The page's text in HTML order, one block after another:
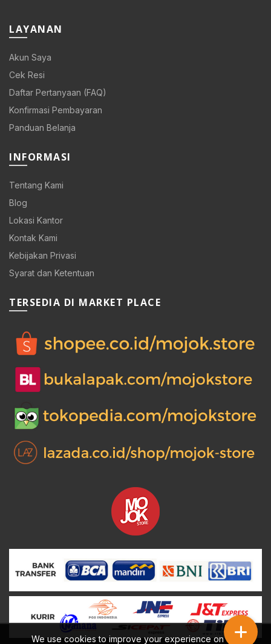
LAYANAN
Akun Saya
Cek Resi
Daftar Pertanyaan (FAQ)
Konfirmasi Pembayaran
Panduan Belanja
INFORMASI
Tentang Kami
Blog
Lokasi Kantor
Kontak Kami
Kebijakan Privasi
Syarat dan Ketentuan
TERSEDIA DI MARKET PLACE
We use cookies to improve your experience on our